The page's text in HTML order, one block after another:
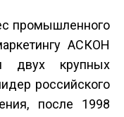
промышленного
АСКОН
двух крупных
российского
после 1998